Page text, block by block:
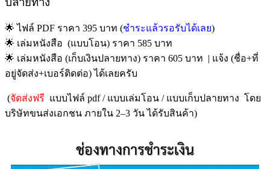
🌟 ไฟล์ PDF ราคา 395 บาท (ชำระแล้วรอรับได้เลย)
🌟 เล่มหนังสือ (แบบโอน) ราคา 585 บาท
🌟 เล่มหนังสือ (เก็บเงินปลายทาง) ราคา 605 บาท | แจ้ง (ชื่อ+ที่
อยู่จัดส่ง+เบอร์ติดต่อ) ได้เลยครับ
(จัดส่งฟรี แบบไฟล์ pdf / แบบเล่มโอน / แบบเก็บปลายทาง โดย
บริษัทขนส่งเอกชน ภายใน 2–3 วัน ได้รับสินค้า)